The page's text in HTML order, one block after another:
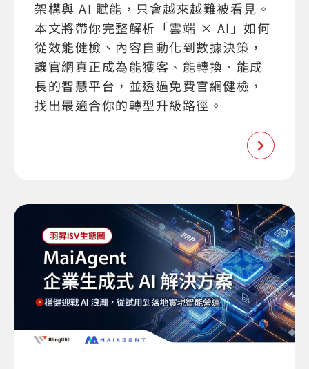
架構與 AI 賦能，只會越來越難被看見。
本文將帶你完整解析「雲端 × AI」如何
從效能健檢、內容自動化到數據決策，
讓官網真正成為能獲客、能轉換、能成
長的智慧平台，並透過免費官網健檢，
找出最適合你的轉型升級路徑。